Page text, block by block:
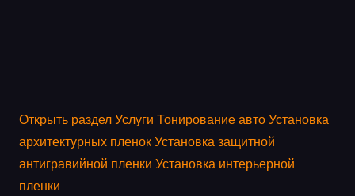
Открыть раздел Услуги Тонирование авто Установка
архитектурных пленок Установка защитной
антигравийной пленки Установка интерьерной
пленки